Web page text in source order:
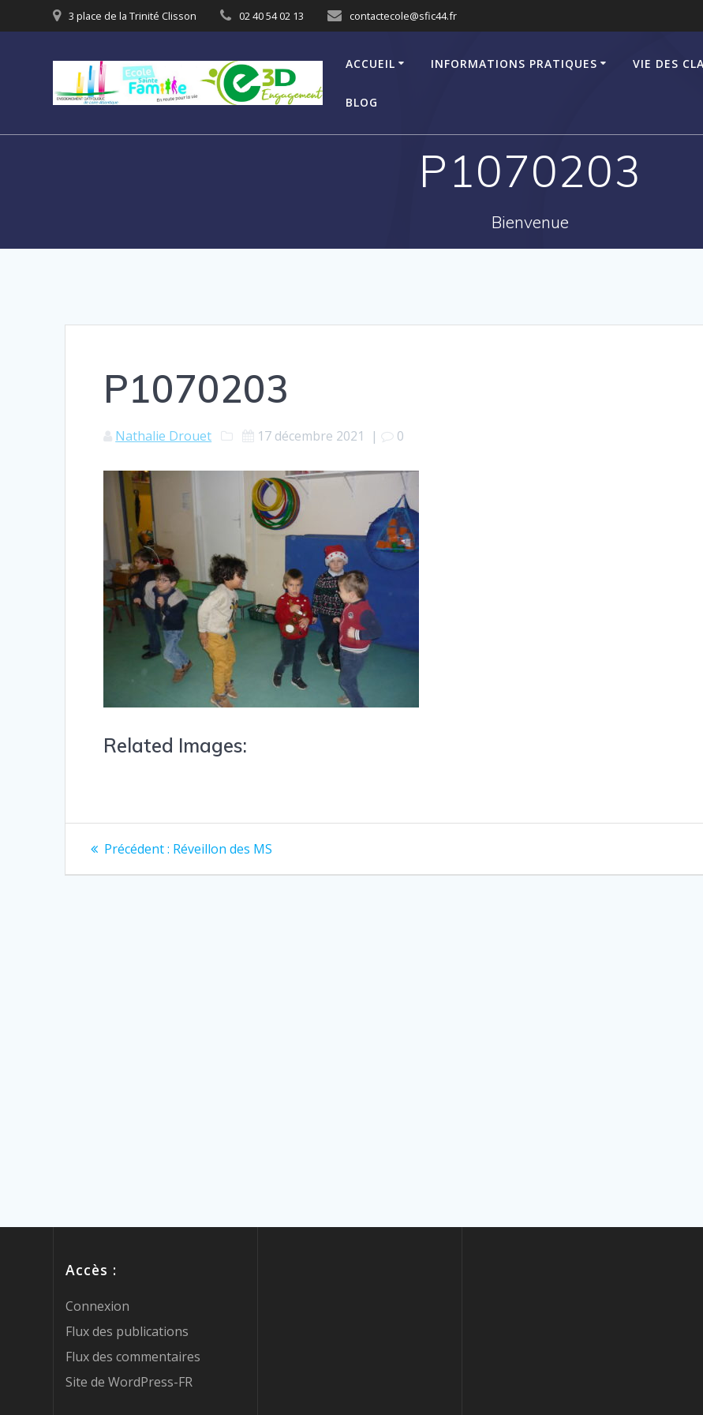
3 place de la Trinité Clisson 02 40 54 02 13 contactecole@sfic44.fr
ACCUEIL INFORMATIONS PRATIQUES VIE DES
BLOG
P1070203
Bienvenue
P1070203
Nathalie Drouet 17 décembre 2021 | 0
Related Images:
Précédent : Réveillon des MS
Accès :
Connexion
Flux des publications
Flux des commentaires
Site de WordPress-FR